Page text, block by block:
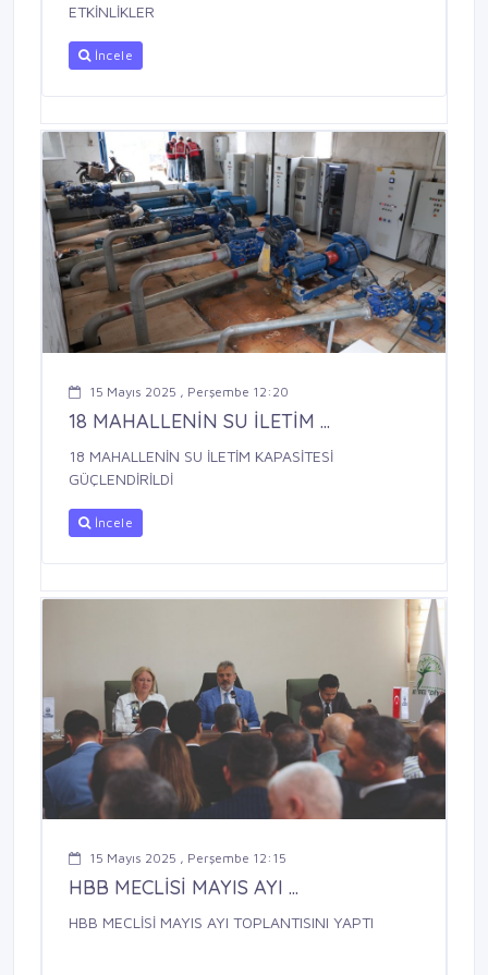
ETKİNLİKLER
İncele
15 Mayıs 2025 , Perşembe 12:20
18 MAHALLENİN SU İLETİM ...
18 MAHALLENİN SU İLETİM KAPASİTESİ
GÜÇLENDİRİLDİ
İncele
15 Mayıs 2025 , Perşembe 12:15
HBB MECLİSİ MAYIS AYI ...
HBB MECLİSİ MAYIS AYI TOPLANTISINI YAPTI